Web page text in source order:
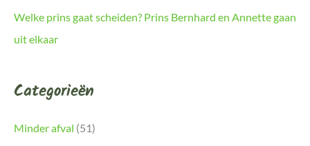
Welke prins gaat scheiden? Prins Bernhard en Annette gaan
uit elkaar
Categorieën
Minder afval (51)